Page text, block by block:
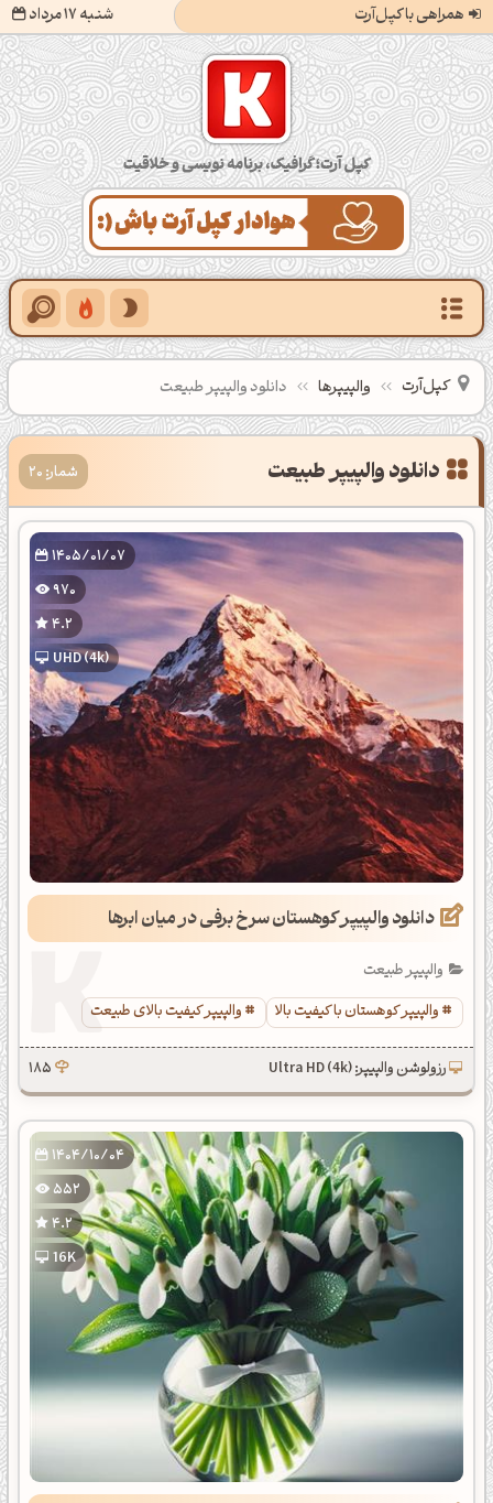
همراهی با کپل‌آرت شنبه 17 مرداد
کپل‌آرت؛ گرافیک، برنامه‌نویسی و خلاقیت
کپل‌آرت والپیپرها دانلود والپیپر طبیعت
شمار: 20
1405/01/07
970
4.2
UHD (4k)
دانلود والپیپر کوهستان سرخ برفی در میان ابرها
والپیپر طبیعت
والپیپر کوهستان با کیفیت بالا
والپیپر کیفیت بالای طبیعت
رزولوشن والپیپر: Ultra HD (4k) 185
1404/10/04
552
4.2
16K